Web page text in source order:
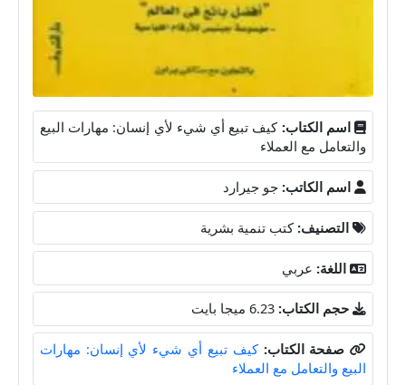
اسم الكتاب: كيف تبيع أي شيء لأي إنسان: مهارات البيع
والتعامل مع العملاء
اسم الكاتب: جو جيرارد
التصنيف: كتب تنمية بشرية
اللغة: عربي
حجم الكتاب: 6.23 ميجا بايت
صفحة الكتاب: كيف تبيع أي شيء لأي إنسان: مهارات
البيع والتعامل مع العملاء